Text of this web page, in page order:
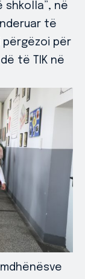
shkolla”, në
të
përgëzoi për
të TIK në